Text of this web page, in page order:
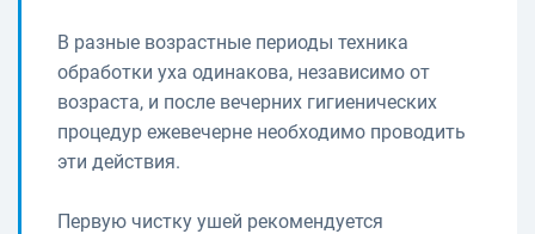
В разные возрастные периоды техника
обработки уха одинакова, независимо от
возраста, и после вечерних гигиенических
процедур ежевечерне необходимо проводить
эти действия.
Первую чистку ушей рекомендуется